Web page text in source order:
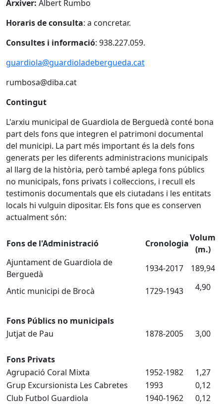
Arxiver: Albert Rumbo
Horaris de consulta: a concretar.
Consultes i informació: 938.227.059.
guardiola@guardioladebergueda.cat
rumbosa@diba.cat
Contingut
L'arxiu municipal de Guardiola de Berguedà conté bona
part dels fons que integren el patrimoni documental
del municipi. La part més important és la dels fons
generats per les diferents administracions municipals
al llarg de la història, però també aplega fons públics
no municipals, fons privats i col·leccions, i recull els
testimonis documentals que els ciutadans i les entitats
locals hi vulguin dipositar. Els fons que es conserven
actualment són:
Fons de l'Administració Cronologia
Volum
(m.)
Ajuntament de Guardiola de
Berguedà
1934-2017 189,94
Antic municipi de Brocà 1729-1943 4,90
Fons Públics no municipals
Jutjat de Pau
1878-2005 3,00
Fons Privats
Agrupació Coral Mixta
1952-1982
1,27
Grup Excursionista Les Cabretes
1993
0,12
Club Futbol Guardiola
1940-1962
0,12